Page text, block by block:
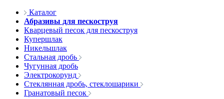
Каталог
Абразивы для пескоструя
Кварцевый песок для пескоструя
Купершлак
Никельшлак
Стальная дробь
Чугунная дробь
Электрокорунд
Стеклянная дробь, стеклошарики
Гранатовый песок